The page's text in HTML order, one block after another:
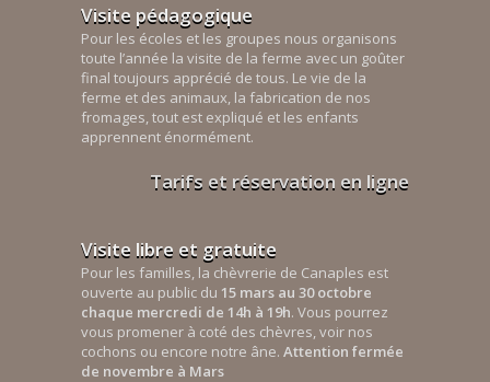
Visite pédagogique
Pour les écoles et les groupes nous organisons
toute l’année la visite de la ferme avec un goûter
final toujours apprécié de tous. Le vie de la
ferme et des animaux, la fabrication de nos
fromages, tout est expliqué et les enfants
apprennent énormément.
Tarifs et réservation en ligne
Visite libre et gratuite
Pour les familles, la chèvrerie de Canaples est
ouverte au public du 15 mars au 30 octobre
chaque mercredi de 14h à 19h. Vous pourrez
vous promener à coté des chèvres, voir nos
cochons ou encore notre âne. Attention fermée
de novembre à Mars